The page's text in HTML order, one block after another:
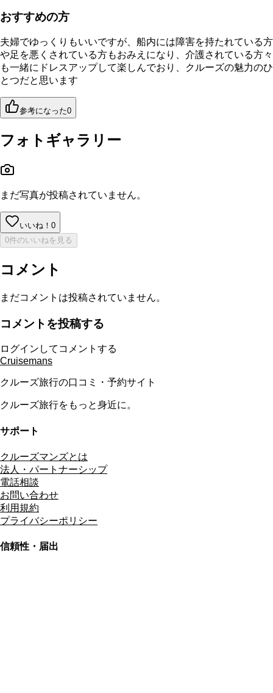
おすすめの方
夫婦でゆっくりもいいですが、船内には障害を持たれている方
や足を悪くされている方もおみえになり、介護されている方々
も一緒にドレスアップして楽しんでおり、クルーズの魅力のひ
とつだと思います
参考になった0
フォトギャラリー
まだ写真が投稿されていません。
いいね！ 0
0件のいいねを見る
コメント
まだコメントは投稿されていません。
コメントを投稿する
ログインしてコメントする
Cruisemans
クルーズ旅行の口コミ・予約サイト
クルーズ旅行をもっと身近に。
サポート
クルーズマンズとは
法人・パートナーシップ
電話相談
お問い合わせ
利用規約
プライバシーポリシー
信頼性・届出